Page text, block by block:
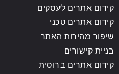
קידום אתרים לעסקים
קידום אתרים טכני
שיפור מהירות האתר
בניית קישורים
קידום אתרים ברוסית